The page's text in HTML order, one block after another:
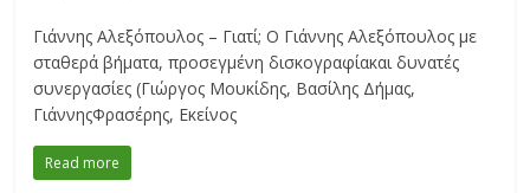
Γιάννης Αλεξόπουλος – Γιατί; Ο Γιάννης Αλεξόπουλος με
σταθερά βήματα, προσεγμένη δισκογραφίακαι δυνατές
συνεργασίες (Γιώργος Μουκίδης, Βασίλης Δήμας,
ΓιάννηςΦρασέρης, Εκείνος
Read more